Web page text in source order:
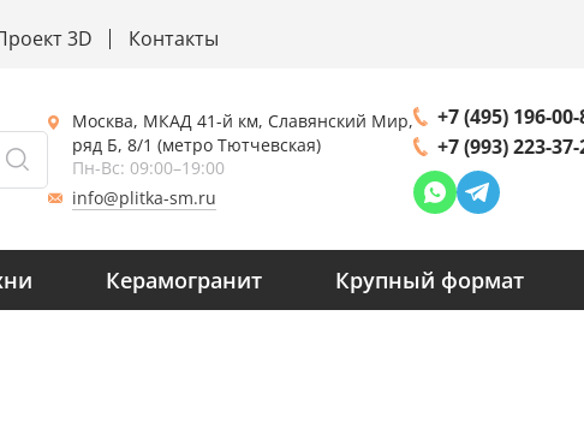
3D Контакты
Москва, МКАД 41-й км, Славянский Мир,
ряд Б, 8/1 (метро Тютчевская)
Пн-Вс: 09:00–19:00
info@plitka-sm.ru
+7 (495) 196-
+7 (993) 223-
Керамогранит Крупный формат